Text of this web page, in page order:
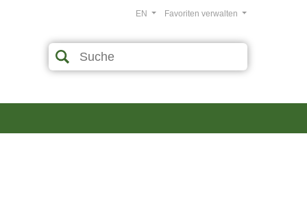
Favoriten verwalten
EN